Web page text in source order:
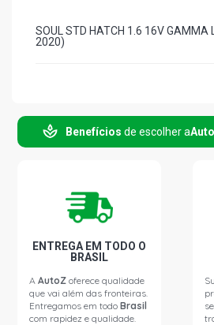
SOUL STD HATCH 1.6 16V GAMMA
2020)
Benefícios de escolher a
ENTREGA EM TODO O
BRASIL
AAutoZ oferece qualidade
que vai além das fronteiras.
Entregamos em todoBrasil
com rapidez e qualidade.